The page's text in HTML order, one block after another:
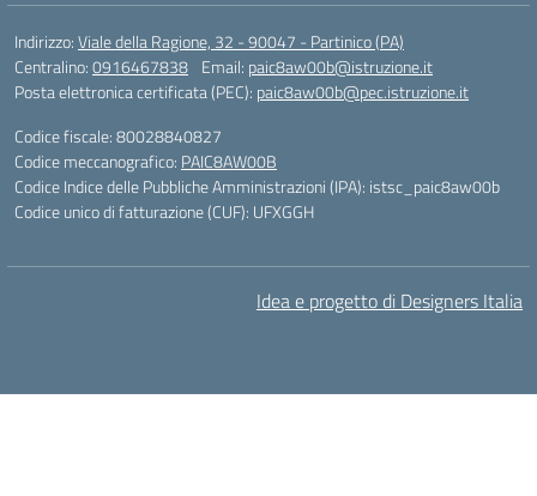
Indirizzo:Viale della Ragione, 32 - 90047 - Partinico (PA)
Centralino:0916467838 Email: paic8aw00b@istruzione.it
Posta elettronica certificata (PEC): paic8aw00b@pec.istruzione.it
Codice fiscale: 80028840827
Codice meccanografico: PAIC8AW00B
Codice Indice delle Pubbliche Amministrazioni (IPA): istsc_paic8aw00b
Codice unico di fatturazione (CUF): UFXGGH
Idea e progetto di Designers Italia